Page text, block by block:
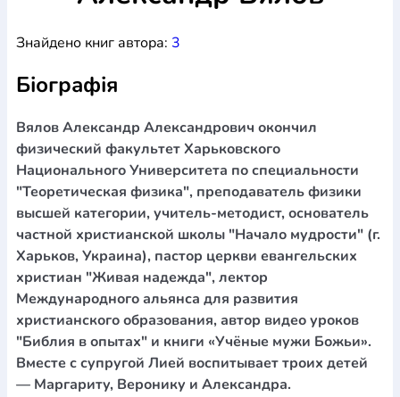
Богослов`я
Шлюб і сім`я Юдаїзм
ПеріодикаАудіо Ручки кулькові
БлокнотиЩоденники / щотижневики
Навчальні мапиШкіряні виробиМагнітиМеталеві
виробиМіні-лампиНаклейки Настільні ігри
подарунковіПлакатиПластмасові вироби Хустки
Подарункові карткиРозвиваючі ігри Репринти Свічки
Зошити
Фотокартини Чохли на Библії
Головні убори
Календарі
Канцелярскі товари
Комп`ютерні ігри
ЛистівкиСувенирна продукціяГодинники Пазли
Книга в комплекті
За додатковою інформацією дзвоніть за номером:
(097) 880-6379
Ми у Facebook
Знайдено книг автора: 3
Біографія
Вялов Александр Александрович окончил
физический факультет Харьковского
Национального Университета по специальности
"Теоретическая физика", преподаватель физики
высшей категории, учитель-методист, основатель
частной христианской школы "Начало мудрости" (г.
Харьков, Украина), пастор церкви евангельских
христиан "Живая надежда", лектор
Международного альянса для развития
христианского образования, автор видео уроков
"Библия в опытах" и книги «Учёные мужи Божьи».
Вместе с супругой Лией воспитывает троих детей
— Маргариту, Веронику и Александра.